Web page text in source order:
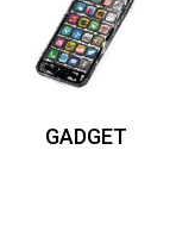
GADGET